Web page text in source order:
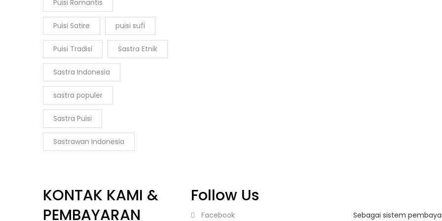
Puisi Romantis
Puisi Satire puisi sufi
Puisi Tradisi Sastra Etnik
Sastra Indonesia
sastra populer
Sastra Puisi
Sastrawan Indonesia
KONTAK KAMI &
PEMBAYARAN
Follow Us
Facebook Sebagai sistem